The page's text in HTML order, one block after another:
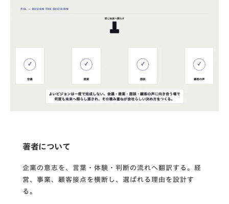
著者について
企業の意志を、言葉・体験・判断の流れへ翻訳する。経
営、事業、顧客接点を横断し、選ばれる理由を設計す
る。